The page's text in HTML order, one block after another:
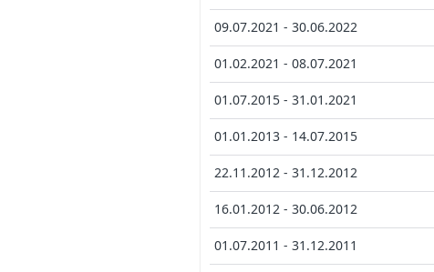
09.07.2021 - 30.06.2022
01.02.2021 - 08.07.2021
01.07.2015 - 31.01.2021
01.01.2013 - 14.07.2015
22.11.2012 - 31.12.2012
16.01.2012 - 30.06.2012
01.07.2011 - 31.12.2011